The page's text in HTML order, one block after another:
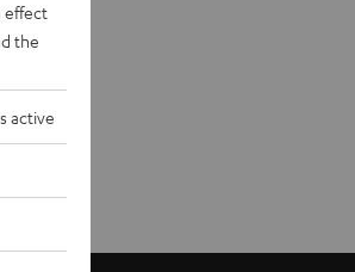
effect
the
active